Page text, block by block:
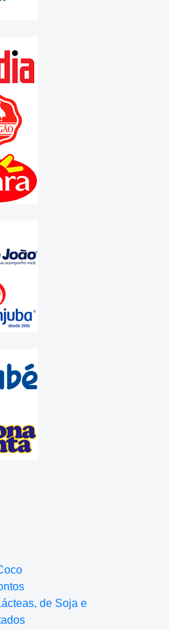
de Soja e